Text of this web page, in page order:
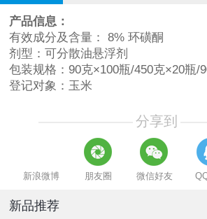
产品信息：
有效成分及含量： 8% 环磺酮
剂型：可分散油悬浮剂
包装规格：90克×100瓶/450克×20瓶/
登记对象：玉米
分享到
新浪微博 朋友圈 微信好友
新品推荐